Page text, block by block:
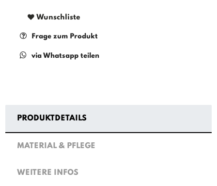
Wunschliste
Frage zum Produkt
via Whatsapp teilen
PRODUKTDETAILS
MATERIAL & PFLEGE
WEITERE INFOS